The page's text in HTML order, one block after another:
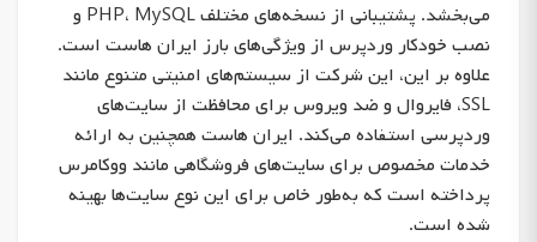
می‌بخشد. پشتیبانی از نسخه‌های مختلف PHP، MySQL و
نصب خودکار وردپرس از ویژگی‌های بارز ایران هاست است.
علاوه بر این، این شرکت از سیستم‌های امنیتی متنوع مانند
SSL، فایروال و ضد ویروس برای محافظت از سایت‌های
وردپرسی استفاده می‌کند. ایران هاست همچنین به ارائه
خدمات مخصوص برای سایت‌های فروشگاهی مانند ووکامرس
پرداخته است که به‌طور خاص برای این نوع سایت‌ها بهینه
شده است.